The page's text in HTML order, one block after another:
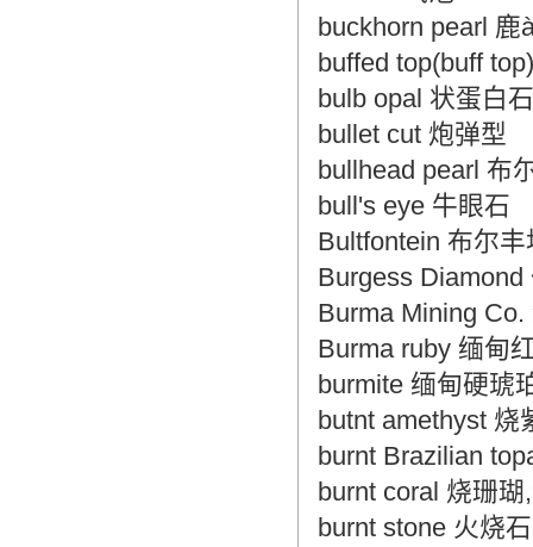
buckhorn pearl 鹿
buffed top(buff
bulb opal 状蛋白石
bullet cut 炮弹型
bullhead pearl 布
bull's eye 牛眼石
Bultfontein 布尔
Burgess Diamond
Burma Mining
Burma ruby 缅甸
burmite 缅甸硬琥
butnt amethyst 烧
burnt Brazilian
burnt coral 烧珊
burnt stone 火烧石